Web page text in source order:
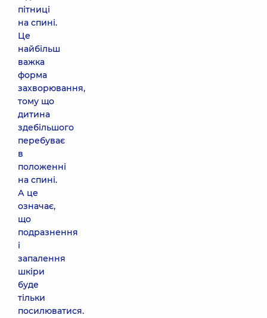
пітниці
на спині.
Це
найбільш
важка
форма
захворювання,
тому що
дитина
здебільшого
перебуває
в
положенні
на спині.
А це
означає,
що
подразнення
і
запалення
шкіри
буде
тільки
посилюватися.